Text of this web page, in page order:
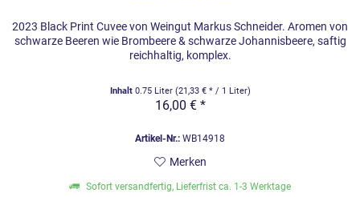
2023 Black Print Cuvee von Weingut Markus Schneider. Aromen von
schwarze Beeren wie Brombeere & schwarze Johannisbeere, saftig
reichhaltig, komplex.
Inhalt 0.75 Liter (21,33 € * / 1 Liter)
16,00 € *
Artikel-Nr.: WB14918
Merken
Sofort versandfertig, Lieferfrist ca. 1-3 Werktage